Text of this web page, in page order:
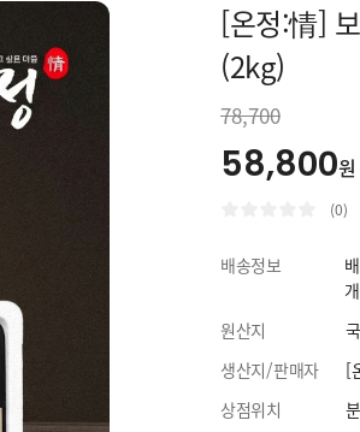
[온정:情]
(2kg)
78,700
58,800원
(0)
배송정보
원산지
생산지/판매자
[
상점위치